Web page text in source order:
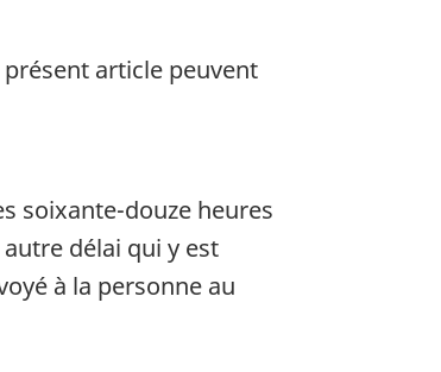
article peuvent
soixante-douze heures
délai qui y est
à la personne au